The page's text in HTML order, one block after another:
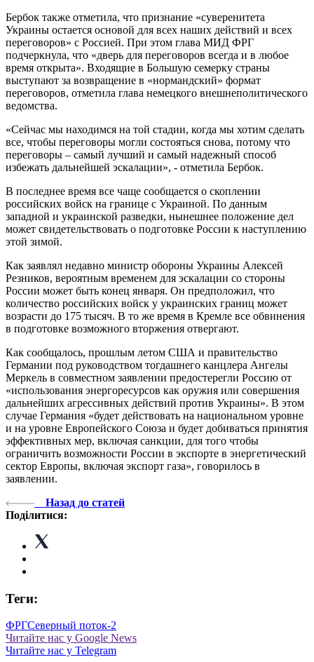
Бербок также отметила, что признание «суверенитета
Украины остается основой для всех наших действий и всех
переговоров» с Россией. При этом глава МИД ФРГ
подчеркнула, что «дверь для переговоров всегда и в любое
время открыта». Входящие в Большую семерку страны
выступают за возвращение в «нормандский» формат
переговоров, отметила глава немецкого внешнеполитического
ведомства.
«Сейчас мы находимся на той стадии, когда мы хотим сделать
все, чтобы переговоры могли состояться снова, потому что
переговоры – самый лучший и самый надежный способ
избежать дальнейшей эскалации», - отметила Бербок.
В последнее время все чаще сообщается о скоплении
российских войск на границе с Украиной. По данным
западной и украинской разведки, нынешнее положение дел
может свидетельствовать о подготовке России к наступлению
этой зимой.
Как заявлял недавно министр обороны Украины Алексей
Резников, вероятным временем для эскалации со стороны
России может быть конец января. Он предположил, что
количество российских войск у украинских границ может
возрасти до 175 тысяч. В то же время в Кремле все обвинения
в подготовке возможного вторжения отвергают.
Как сообщалось, прошлым летом США и правительство
Германии под руководством тогдашнего канцлера Ангелы
Меркель в совместном заявлении предостерегли Россию от
«использования энергоресурсов как оружия или совершения
дальнейших агрессивных действий против Украины». В этом
случае Германия «будет действовать на национальном уровне
и на уровне Европейского Союза и будет добиваться принятия
эффективных мер, включая санкции, для того чтобы
ограничить возможности России в экспорте в энергетический
сектор Европы, включая экспорт газа», говорилось в
заявлении.
Назад до статей
Поділитися:
Теги:
ФРГСеверный поток-2
Читайте нас у Google News
Читайте нас у Telegram